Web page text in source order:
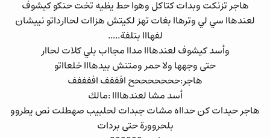
هاجر تزنكت وبدات كتاكل وهوا حط يظيه تخت حنكو كيشوف
لعندهاا سي لي وترهاا بغات تهز لكيتش هزاات لحاارداتو نييشان
لفهااا بتلفة.....
وأسد كيشوف لعندهااا مداا مجااب بلي كلات لحاار
حتى وجهها ولا حمر ومتنش بيدهااا خلعااتو
هاجر:حححححححح افففف اففففف
أسد مشا لعندهاااا :مالك
هاجر حيدات كن حدااه مشات جبدات لحلبيب صهطلت نص يطروو
بلحروورة حتى بردات